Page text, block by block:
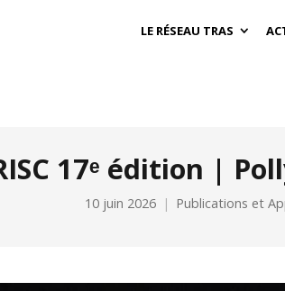
LE RÉSEAU TRAS
17ᵉ édition |
10 juin 2026 Publications et